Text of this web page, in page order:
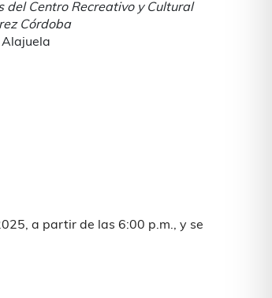
del Centro Recreativo y Cultural
Córdoba
a partir de las 6:00 p.m., y se